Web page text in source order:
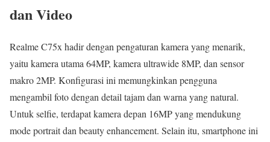
dan Video
Realme C75x hadir dengan pengaturan kamera yang menarik,
yaitu kamera utama 64MP, kamera ultrawide 8MP, dan sensor
makro 2MP. Konfigurasi ini memungkinkan pengguna
mengambil foto dengan detail tajam dan warna yang natural.
Untuk selfie, terdapat kamera depan 16MP yang mendukung
mode portrait dan beauty enhancement. Selain itu, smartphone ini